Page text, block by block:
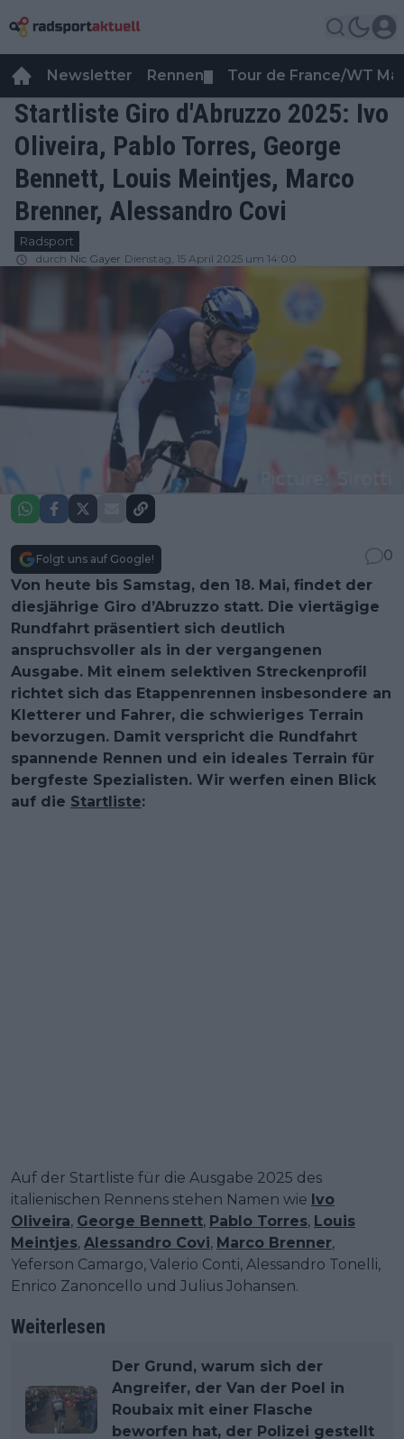
Newsletter Rennen Tour de France/WT
Startliste Giro d'Abruzzo 2025: Ivo
Oliveira, Pablo Torres, George
Bennett, Louis Meintjes, Marco
Brenner, Alessandro Covi
Radsport
durch Nic Gayer Dienstag, 15 April 2025 um 14:00
Folgt uns auf Google!
0
Von heute bis Samstag, den 18. Mai, findet der
diesjährige Giro d’Abruzzo statt. Die viertägige
Rundfahrt präsentiert sich deutlich
anspruchsvoller als in der vergangenen
Ausgabe. Mit einem selektiven Streckenprofil
richtet sich das Etappenrennen insbesondere an
Kletterer und Fahrer, die schwieriges Terrain
bevorzugen. Damit verspricht die Rundfahrt
spannende Rennen und ein ideales Terrain für
bergfeste Spezialisten. Wir werfen einen Blick
auf die Startliste:
Auf der Startliste für die Ausgabe 2025 des
italienischen Rennens stehen Namen wie Ivo
Oliveira, George Bennett, Pablo Torres, Louis
Meintjes, Alessandro Covi, Marco Brenner,
Yeferson Camargo, Valerio Conti, Alessandro Tonelli,
Enrico Zanoncello und Julius Johansen.
Weiterlesen
Der Grund, warum sich der
Angreifer, der Van der Poel in
Roubaix mit einer Flasche
beworfen hat, der Polizei gestellt